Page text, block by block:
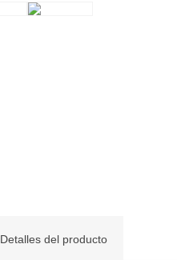
Detalles del producto